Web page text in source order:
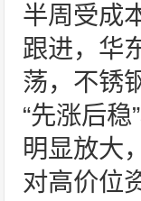
半周受成
跟进，华
荡，不锈
“先涨后
明显放大
对高价位